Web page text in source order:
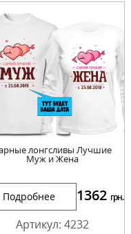
лонгсливы Лучшие
Муж и Жена
Подробнее 1362 грн.
Артикул: 4232